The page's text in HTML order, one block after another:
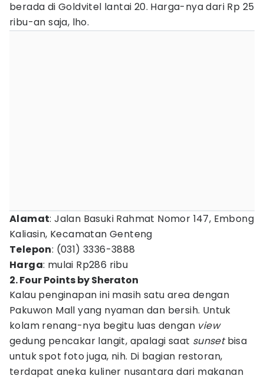
berada di Goldvitel lantai 20. Harga-nya dari Rp 25
ribu-an saja, lho.
Alamat: Jalan Basuki Rahmat Nomor 147, Embong
Kaliasin, Kecamatan Genteng
Telepon: (031) 3336-3888
Harga: mulai Rp286 ribu
2. Four Points by Sheraton
Kalau penginapan ini masih satu area dengan
Pakuwon Mall yang nyaman dan bersih. Untuk
kolam renang-nya begitu luas dengan view
gedung pencakar langit, apalagi saat sunsetbisa
untuk spot foto juga, nih. Di bagian restoran,
terdapat aneka kuliner nusantara dari makanan